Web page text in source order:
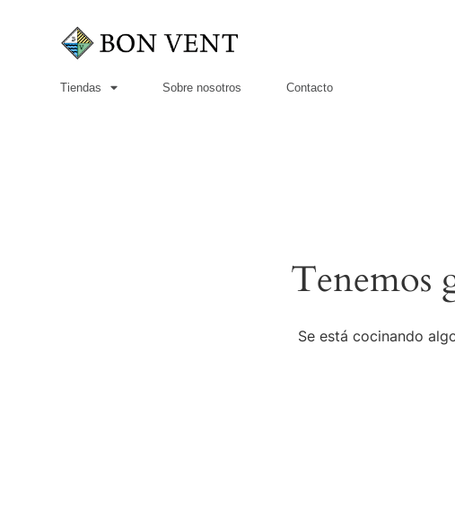
Tiendas Sobre nosotros Contacto
Tenemos
Se está cocinando